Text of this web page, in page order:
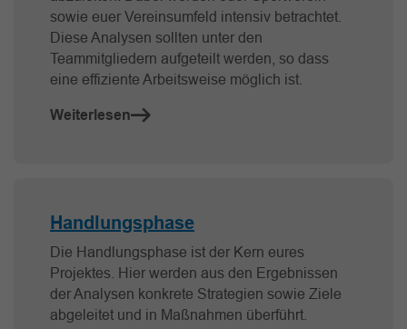
sowie euer Vereinsumfeld intensiv betrachtet.
Diese Analysen sollten unter den
Teammitgliedern aufgeteilt werden, so dass
eine effiziente Arbeitsweise möglich ist.
Weiterlesen
Handlungsphase
Die Handlungsphase ist der Kern eures
Projektes. Hier werden aus den Ergebnissen
der Analysen konkrete Strategien sowie Ziele
abgeleitet und in Maßnahmen überführt.